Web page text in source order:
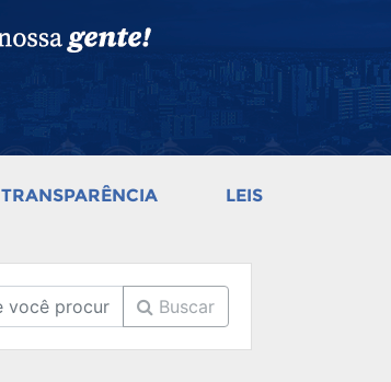
TRANSPARÊNCIA
LEIS
Buscar